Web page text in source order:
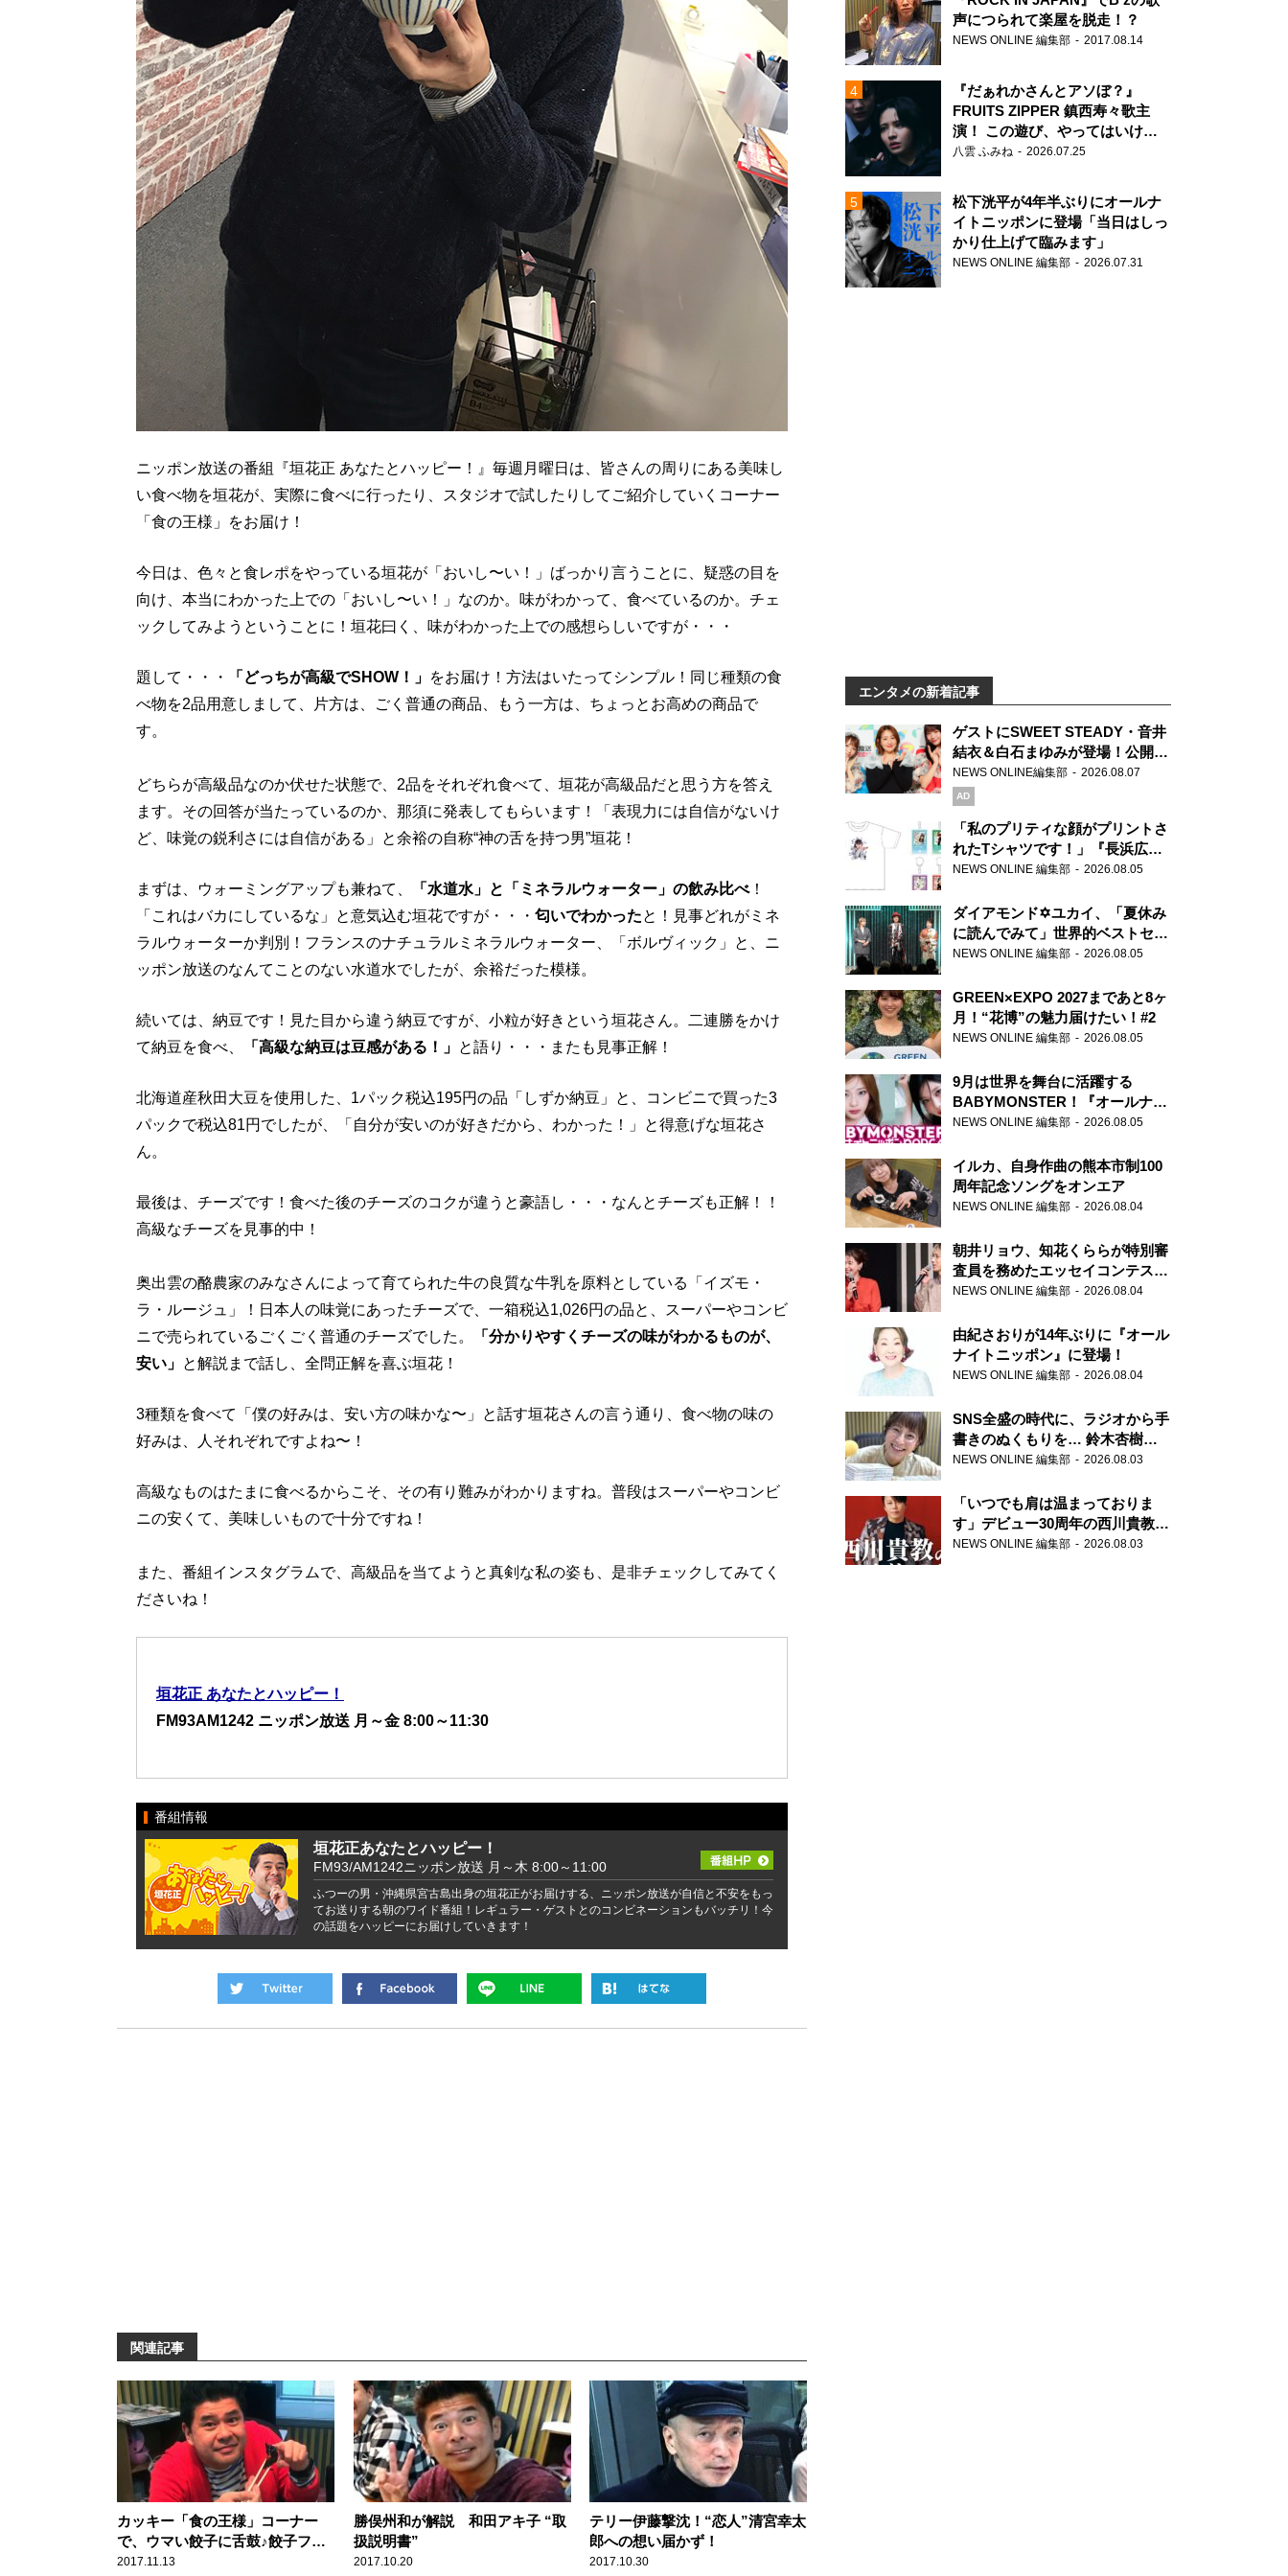
ニッポン放送の番組『垣花正 あなたとハッピー！』毎週月曜日は、皆さんの周りにある美味し
い食べ物を垣花が、実際に食べに行ったり、スタジオで試したりしてご紹介していくコーナー
「食の王様」をお届け！
今日は、色々と食レポをやっている垣花が「おいし〜い！」ばっかり言うことに、疑惑の目を
向け、本当にわかった上での「おいし〜い！」なのか。味がわかって、食べているのか。チェ
ックしてみようということに！垣花曰く、味がわかった上での感想らしいですが・・・
題して・・・ 「どっちが高級でSHOW！」 をお届け！方法はいたってシンプル！同じ種類の食
べ物を2品用意しまして、片方は、ごく普通の商品、もう一方は、ちょっとお高めの商品で
す。
どちらが高級品なのか伏せた状態で、2品をそれぞれ食べて、垣花が高級品だと思う方を答え
ます。その回答が当たっているのか、那須に発表してもらいます！「表現力には自信がないけ
ど、味覚の鋭利さには自信がある」と余裕の自称“神の舌を持つ男”垣花！
まずは、ウォーミングアップも兼ねて、 「水道水」と「ミネラルウォーター」の飲み比べ！
「これはバカにしているな」と意気込む垣花ですが・・・ 匂いでわかったと！見事どれがミネ
ラルウォーターか判別！フランスのナチュラルミネラルウォーター、「ボルヴィック」と、ニ
ッポン放送のなんてことのない水道水でしたが、余裕だった模様。
続いては、納豆です！見た目から違う納豆ですが、小粒が好きという垣花さん。二連勝をかけ
て納豆を食べ、
「高級な納豆は豆感がある！」 と語り・・・またも見事正解！
北海道産秋田大豆を使用した、1パック税込195円の品「しずか納豆」と、コンビニで買った3
パックで税込81円でしたが、「自分が安いのが好きだから、わかった！」と得意げな垣花さ
ん。
最後は、チーズです！食べた後のチーズのコクが違うと豪語し・・・なんとチーズも正解！！
高級なチーズを見事的中！
奥出雲の酪農家のみなさんによって育てられた牛の良質な牛乳を原料としている「イズモ・
ラ・ルージュ」！日本人の味覚にあったチーズで、一箱税込1,026円の品と、スーパーやコンビ
ニで売られているごくごく普通のチーズでした。
「分かりやすくチーズの味がわかるものが、
安い」 と解説まで話し、全問正解を喜ぶ垣花！
3種類を食べて「僕の好みは、安い方の味かな〜」と話す垣花さんの言う通り、食べ物の味の
好みは、人それぞれですよね〜！
高級なものはたまに食べるからこそ、その有り難みがわかりますね。普段はスーパーやコンビ
ニの安くて、美味しいもので十分ですね！
また、番組インスタグラムで、高級品を当てようと真剣な私の姿も、是非チェックしてみてく
ださいね！
垣花正 あなたとハッピー！
FM93AM1242 ニッポン放送 月～金 8:00～11:30
番組情報
垣花正あなたとハッピー！
FM93/AM1242ニッポン放送 月～木 8:00～11:00
ふつーの男・沖縄県宮古島出身の垣花正がお届けする、ニッポン放送が自信と不安をもっ
てお送りする朝のワイド番組！レギュラー・ゲストとのコンビネーションもバッチリ！今
の話題をハッピーにお届けしていきます！
関連記事
カッキー「食の王様」コーナー
で、ウマい餃子に舌鼓♪餃子フェ
ス
2017.11.13
勝俣州和が解説 和田アキ子 “取
扱説明書”
2017.10.20
テリー伊藤撃沈！“恋人”清宮幸太
郎への想い届かず！
2017.10.30
声につられて楽屋を脱走！？
NEWS ONLINE 編集部 2017.08.14
『だぁれかさんとアソぼ？』
FRUITS ZIPPER 鎮西寿々歌主
演！ この遊び、やってはいけま
せん。
八雲 ふみね 2026.07.25
松下洸平が4年半ぶりにオールナ
イトニッポンに登場「当日はしっ
かり仕上げて臨みます」
NEWS ONLINE 編集部 2026.07.31
エンタメの新着記事
ゲストにSWEET STEADY・音井
結衣＆白石まゆみが登場！公開収
録で素顔全開！
NEWS ONLINE編集部 2026.08.07
AD
「私のプリティな顔がプリントさ
れたTシャツです！」『長浜広奈
天下無双』初の番組グッズ発売
NEWS ONLINE 編集部 2026.08.05
ダイアモンド✡ユカイ、「夏休み
に読んでみて」世界的ベストセラ
ー『アナスタシア』を紹介
NEWS ONLINE 編集部 2026.08.05
GREEN×EXPO 2027まであと8ヶ
月！“花博”の魅力届けたい！#2
NEWS ONLINE 編集部 2026.08.05
9月は世界を舞台に活躍する
BABYMONSTER！『オールナイ
トニッポンPODCAST』月替わり
NEWS ONLINE 編集部 2026.08.05
イルカ、自身作曲の熊本市制100
周年記念ソングをオンエア
NEWS ONLINE 編集部 2026.08.04
朝井リョウ、知花くららが特別審
査員を務めたエッセイコンテスト
の特別番組「#いまあなたに伝え
NEWS ONLINE 編集部 2026.08.04
由紀さおりが14年ぶりに『オール
ナイトニッポン』に登場！
NEWS ONLINE 編集部 2026.08.04
SNS全盛の時代に、ラジオから手
書きのぬくもりを… 鈴木杏樹の
直筆はがきが届く！
郵便局
NEWS ONLINE 編集部 2026.08.03
「いつでも肩は温まっておりま
す」デビュー30周年の西川貴教が
『オールナイトニッポン』に登
NEWS ONLINE 編集部 2026.08.03